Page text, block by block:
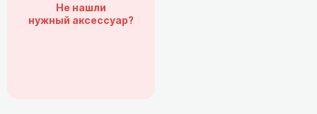
Не нашли
нужный аксессуар?